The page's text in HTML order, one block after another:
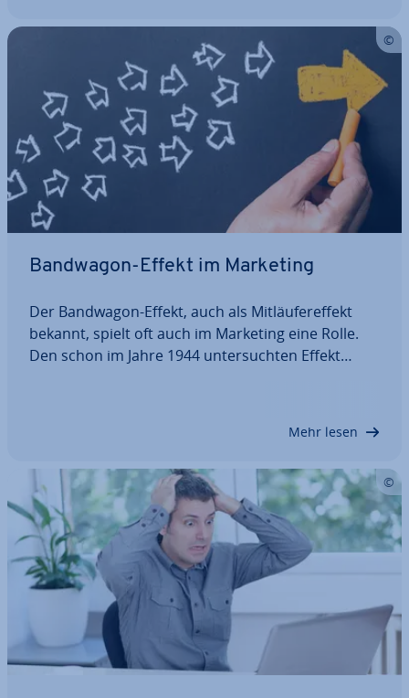
Bandwagon-Effekt im Marketing
Der Bandwagon-Effekt, auch als Mit­läu­fer­ef­fekt
bekannt, spielt oft auch im Marketing eine Rolle.
Den schon im Jahre 1944 un­ter­such­ten Effekt
Mehr lesen